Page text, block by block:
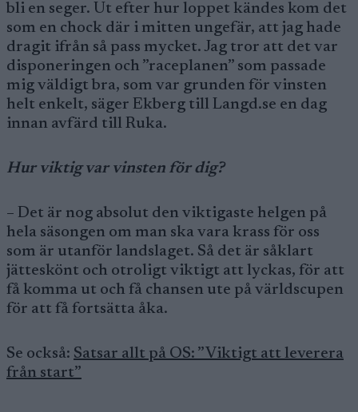
bli en seger. Ut efter hur loppet kändes kom det
som en chock där i mitten ungefär, att jag hade
dragit ifrån så pass mycket. Jag tror att det var
disponeringen och ”raceplanen” som passade
mig väldigt bra, som var grunden för vinsten
helt enkelt, säger Ekberg till Langd.se en dag
innan avfärd till Ruka.
Hur viktig var vinsten för dig?
– Det är nog absolut den viktigaste helgen på
hela säsongen om man ska vara krass för oss
som är utanför landslaget. Så det är såklart
jätteskönt och otroligt viktigt att lyckas, för att
få komma ut och få chansen ute på världscupen
för att få fortsätta åka.
Se också: Satsar allt på OS: ”Viktigt att leverera
från start”